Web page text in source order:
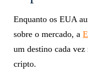
Enquanto os EUA
sobre o mercado, a
um destino cada vez
cripto.